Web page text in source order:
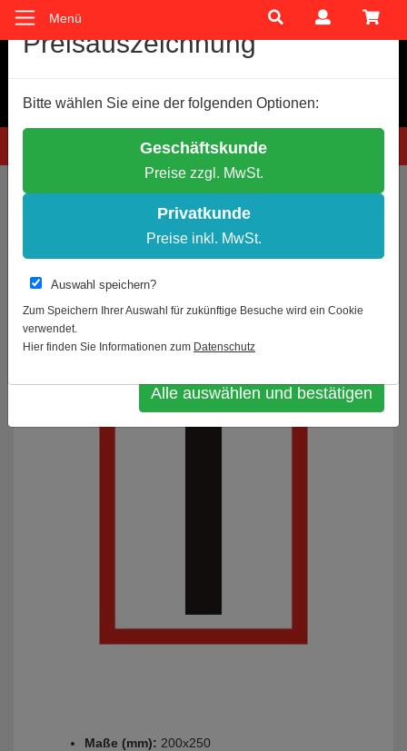
Hotline: 0781 9399888-60
Menü
Sie sind hier: Schilder- und Kennzeichnung
Brandschutzzeichen
Zur Übersicht Artikel 10 von 16
Brandschutzschild Brandwand
Maße (mm): 200x250
Cookie-Einstellungen
Wir verwenden Cookies, um Ihnen ein optimales
Einige Cookies sind technisch notwendig, andere dienen zu
anonymen Statistikzwecken.
Entscheiden Sie bitte selbst, welche Cookies Sie akzeptieren.
Notwendige Cookies erlauben
Weitere Infos
Datenschutz Impressum
Auswahl bestätigen
Alle auswählen und bestätigen
Preisauszeichnung
Bitte wählen Sie eine der folgenden Optionen:
Geschäftskunde
Preise zzgl. MwSt.
Privatkunde
Preise inkl. MwSt.
Auswahl speichern?
Zum Speichern Ihrer Auswahl für zukünftige Besuche wird ein Cookie
verwendet.
Hier finden Sie Informationen zum Datenschutz